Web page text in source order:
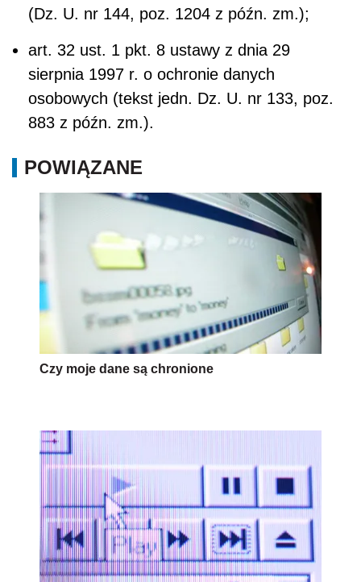
(Dz. U. nr 144, poz. 1204 z późn. zm.);
art. 32 ust. 1 pkt. 8 ustawy z dnia 29
sierpnia 1997 r. o ochronie danych
osobowych (tekst jedn. Dz. U. nr 133, poz.
883 z późn. zm.).
POWIĄZANE
Czy moje dane są chronione